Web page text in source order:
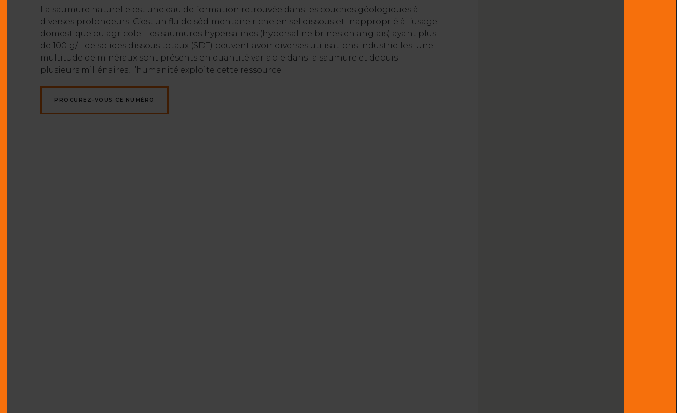
La saumure naturelle est une eau de formation retrouvée dans les couches géologiques à
diverses profondeurs. C’est un fluide sédimentaire riche en sel dissous et inapproprié à l’usage
domestique ou agricole. Les saumures hypersalines (hypersaline brines en anglais) ayant plus
de 100 g/L de solides dissous totaux (SDT) peuvent avoir diverses utilisations industrielles. Une
multitude de minéraux sont présents en quantité variable dans la saumure et depuis
plusieurs millénaires, l’humanité exploite cette ressource.
PROCUREZ-VOUS CE NUMÉRO